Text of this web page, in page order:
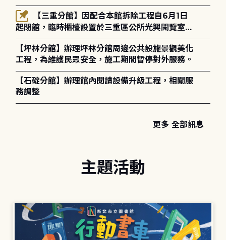
網路升級更新將暫停服務。
起閉館，臨時櫃檯設置於三重區公所光興閱覽室，
造成不便，敬請見諒。
【坪林分館】辦理坪林分館周邊公共設施景觀美化
工程，為維護民眾安全，施工期間暫停對外服務。
【石碇分館】辦理館內閱讀設備升級工程，相關服
務調整
更多 全部訊息
主題活動